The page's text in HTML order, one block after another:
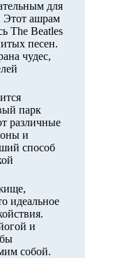
для
Этот ашрам
The Beatles
песен.
чудес,
парк
различные
и
способ
идеальное
и
собой.